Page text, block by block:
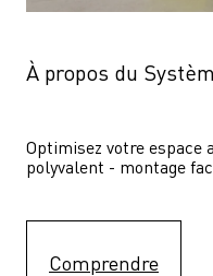
À propos du
Optimisez votre espace
polyvalent - montage
Comprendre